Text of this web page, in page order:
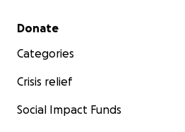
Secondary menu
Donate
Categories
Crisis relief
Social Impact Funds